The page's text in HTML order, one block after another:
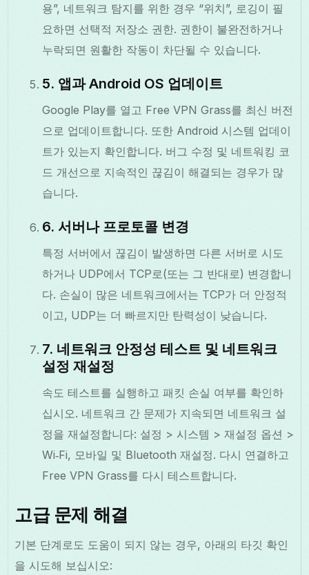
용”, 네트워크 탐지를 위한 경우 “위치”, 로깅이 필
요하면 선택적 저장소 권한. 권한이 불완전하거나
누락되면 원활한 작동이 차단될 수 있습니다.
5. 앱과 Android OS 업데이트
Google Play를 열고 Free VPN Grass를 최신 버전
으로 업데이트합니다. 또한 Android 시스템 업데이
트가 있는지 확인합니다. 버그 수정 및 네트워킹 코
드 개선으로 지속적인 끊김이 해결되는 경우가 많
습니다.
6. 서버나 프로토콜 변경
특정 서버에서 끊김이 발생하면 다른 서버로 시도
하거나 UDP에서 TCP로(또는 그 반대로) 변경합니
다. 손실이 많은 네트워크에서는 TCP가 더 안정적
이고, UDP는 더 빠르지만 탄력성이 낮습니다.
7. 네트워크 안정성 테스트 및 네트워크
설정 재설정
속도 테스트를 실행하고 패킷 손실 여부를 확인하
십시오. 네트워크 간 문제가 지속되면 네트워크 설
정을 재설정합니다: 설정 > 시스템 > 재설정 옵션 >
Wi‑Fi, 모바일 및 Bluetooth 재설정. 다시 연결하고
Free VPN Grass를 다시 테스트합니다.
고급 문제 해결
기본 단계로도 도움이 되지 않는 경우, 아래의 타깃 확인
을 시도해 보십시오: